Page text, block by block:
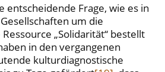
entscheidende Frage, wie es in
um die
„Solidarität“ bestellt
in den vergangenen
kulturdiagnostische